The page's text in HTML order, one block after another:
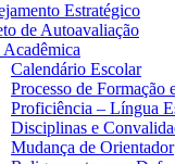
Estratégico
de Autoavaliação
Calendário Escolar
Processo de Formação
Proficiência – Língua
Disciplinas e
Mudança de Orientador